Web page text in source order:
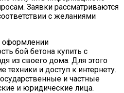
Заявки рассматриваются
с желаниями
бой бетона купить с
из своего дома. Для этого
техники и доступ к интернету.
и частные
и юридические лица.